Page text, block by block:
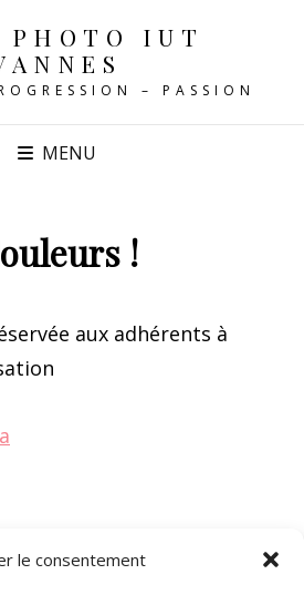
le consentement
PHOTO IUT
– PASSION
MENU
!
aux adhérents à